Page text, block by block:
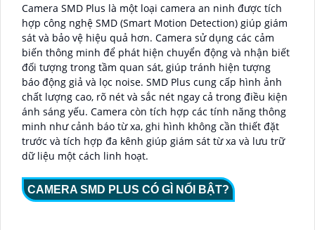
Camera SMD Plus là một loại camera an ninh được tích
hợp công nghệ SMD (Smart Motion Detection) giúp giám
sát và bảo vệ hiệu quả hơn. Camera sử dụng các cảm
biến thông minh để phát hiện chuyển động và nhận biết
đối tượng trong tầm quan sát, giúp tránh hiện tượng
báo động giả và lọc noise. SMD Plus cung cấp hình ảnh
chất lượng cao, rõ nét và sắc nét ngay cả trong điều kiện
ánh sáng yếu. Camera còn tích hợp các tính năng thông
minh như cảnh báo từ xa, ghi hình không cần thiết đặt
trước và tích hợp đa kênh giúp giám sát từ xa và lưu trữ
dữ liệu một cách linh hoạt.
CAMERA SMD PLUS CÓ GÌ NỔI BẬT?